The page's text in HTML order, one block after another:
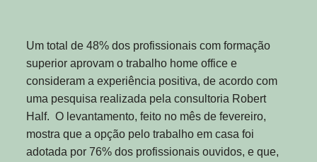
Um total de 48% dos profissionais com formação
superior aprovam o trabalho home office e
consideram a experiência positiva, de acordo com
uma pesquisa realizada pela consultoria Robert
Half. O levantamento, feito no mês de fevereiro,
mostra que a opção pelo trabalho em casa foi
adotada por 76% dos profissionais ouvidos, e que,